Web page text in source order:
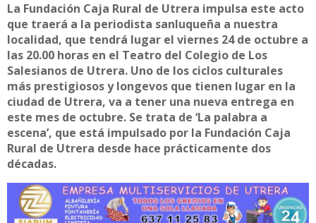
La Fundación Caja Rural de Utrera impulsa este acto
que traerá a la periodista sanluqueña a nuestra
localidad, que tendrá lugar el viernes 24 de octubre a
las 20.00 horas en el Teatro del Colegio de Los
Salesianos de Utrera. Uno de los ciclos culturales
más prestigiosos y longevos que tienen lugar en la
ciudad de Utrera, va a tener una nueva entrega en
este mes de octubre. Se trata de ‘La palabra a
escena’, que está impulsado por la Fundación Caja
Rural de Utrera desde hace prácticamente dos
décadas.